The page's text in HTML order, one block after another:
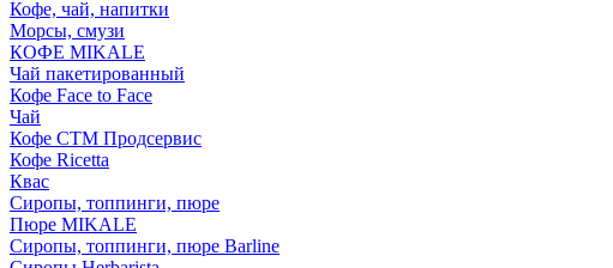
Кофе, чай, напитки
Морсы, смузи
КОФЕ MIKALE
Чай пакетированный
Кофе Face to Face
Чай
Кофе СТМ Продсервис
Кофе Ricetta
Квас
Сиропы, топпинги, пюре
Пюре MIKALE
Сиропы, топпинги, пюре Barline